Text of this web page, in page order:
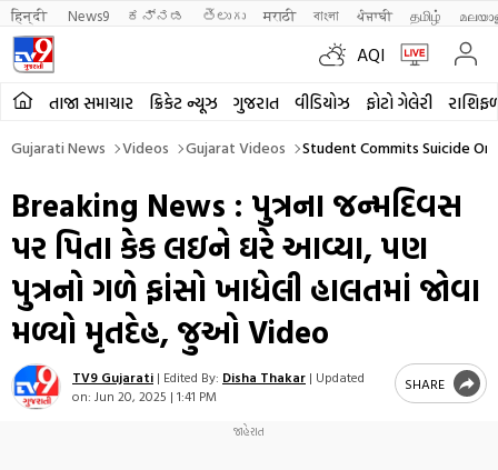
हिन्दी News9 ಕನ್ನಡ తెలుగు मराठी বাংলা ਪੰਜਾਬੀ தமிழ்
AQI
તાજા સમાચાર ક્રિકેટ ન્યૂઝ ગુજરાત વીડિયોઝ ફોટો ગેલેરી
Gujarati News Videos Gujarat Videos Student Commits Suicide
Breaking News : પુત્રના જન્મદિવસ
પર પિતા કેક લઇને ઘરે આવ્યા, પણ
પુત્રનો ગળે ફાંસો ખાધેલી હાલતમાં જોવા
મળ્યો મૃતદેહ, જુઓ Video
TV9 Gujarati | Edited By: Disha Thakar | Updated
on: Jun 20, 2025 | 1:41 PM
SHARE